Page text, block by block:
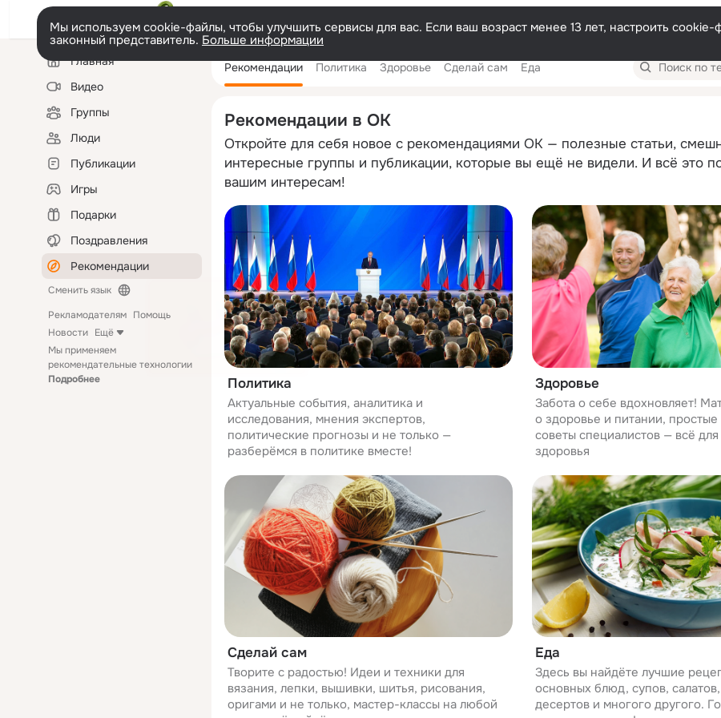
Русский
Мы используем cookie-файлы, чтобы улучшить сервисы для вас. Если ваш возраст менее 13 лет, настроить
законный представитель. Больше информации
Левая
колонкаГлавная
Видео
Группы
Люди
Публикации
Игры
Подарки
Поздравления
Рекомендации
Сменить язык
Рекламодателям Помощь
Новости Ещё
Мы применяем
рекомендательные технологии
Подробнее
Поиск
Рекомендации Политика Здоровье Сделай сам Еда
Рекомендации в ОК
Откройте для себя новое с рекомендациями ОК — полезные статьи,
интересные группы и публикации, которые вы ещё не видели. И всё это
вашим интересам!
Политика
Актуальные события, аналитика и
исследования, мнения экспертов,
политические прогнозы и не только —
разберёмся в политике вместе!
Здоровье
Забота о себе вдохновляет!
о здоровье и питании,
советы специалистов — всё
здоровья
Сделай сам
Творите с радостью! Идеи и техники для
вязания, лепки, вышивки, шитья, рисования,
оригами и не только, мастер-классы на любой
Еда
Здесь вы найдёте лучшие
основных блюд, супов,
десертов и многого другого.